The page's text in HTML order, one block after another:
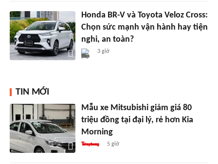
Honda BR-V và Toyota Veloz Cross:
Chọn sức mạnh vận hành hay tiện
nghi, an toàn?
3 giờ
TIN MỚI
Mẫu xe Mitsubishi giảm giá 80
triệu đồng tại đại lý, rẻ hơn Kia
Morning
5 giờ